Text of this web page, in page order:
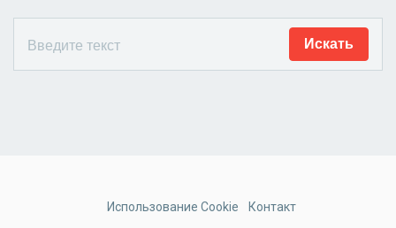
Использование Cookie Контакт